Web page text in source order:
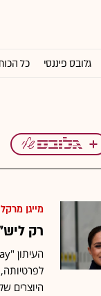
גלובס פיננסי כל
מייגן מרקל
רק
היוצרים